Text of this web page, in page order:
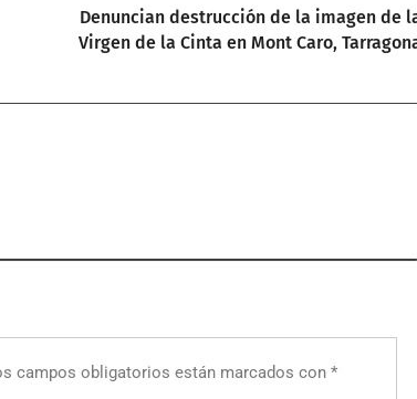
Denuncian destrucción de la imagen de
Virgen de la Cinta en Mont Caro,
campos obligatorios están marcados con *